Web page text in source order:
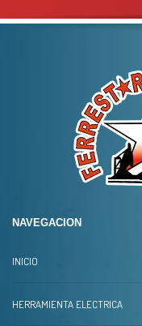
NAVEGACION
INICIO
HERRAMIENTA ELECTRICA